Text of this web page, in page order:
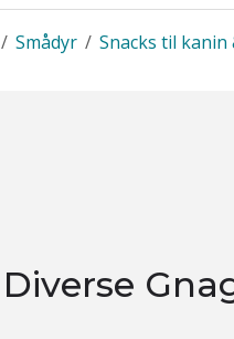
/ /
Smådyr Snacks til kanin
Diverse